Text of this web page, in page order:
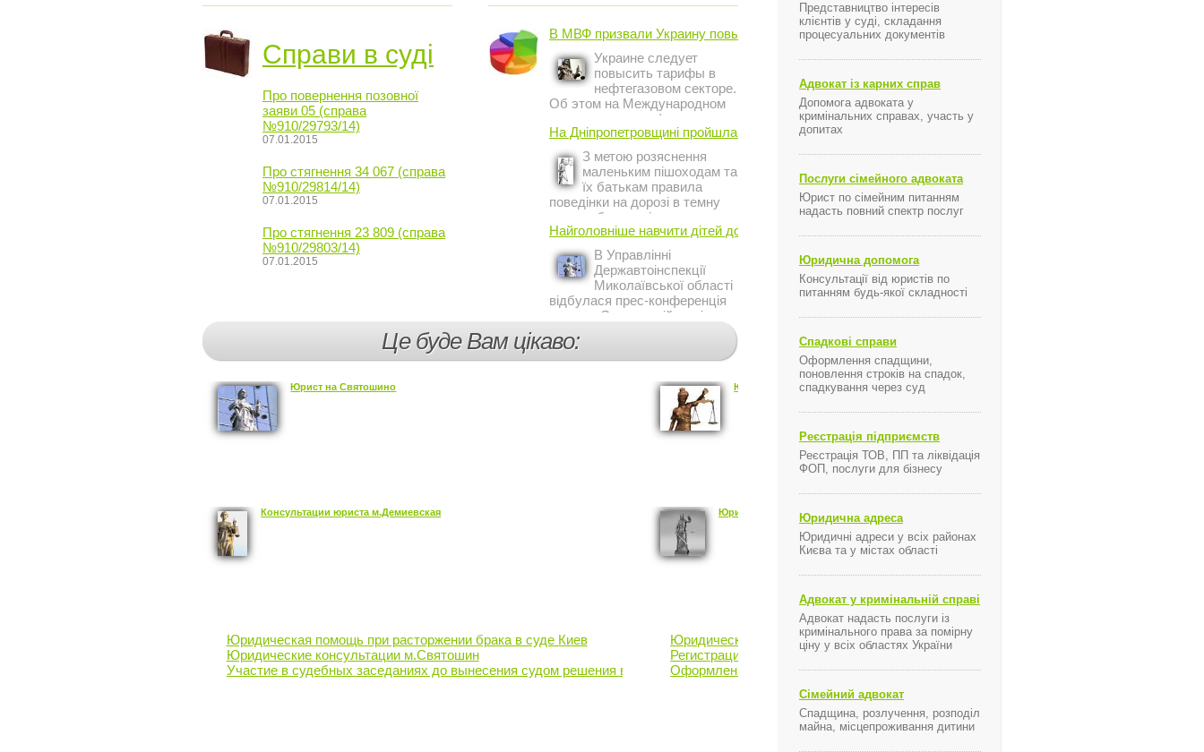
Справи в суді
Про повернення позовної
заяви 05 (справа
№910/29793/14)
07.01.2015
Про стягнення 34 067 (справа
№910/29814/14)
07.01.2015
Про стягнення 23 809 (справа
№910/29803/14)
07.01.2015
В МВФ призвали Украину повысить ...
Украине следует
повысить тарифы в
нефтегазовом секторе.
Об этом на Международном
инвестиционном форуме в
Киеве заявил постоянный
представитель МВФ на
Украине Жером Ваше.
На Дніпропетровщині пройшла акція ...
З метою розяснення
маленьким пішоходам та
їх батькам правила
поведінки на дорозі в темну
пору доби, працівники сектору
профілактичної роботи відділу
ДАІ з обслуговування міста
Кривий Ріг провели ...
Найголовніше навчити дітей дотримуватися ...
В Управлінні
Державтоінспекції
Миколаївської області
відбулася прес-конференція
на тему Стан аварійності за
пішоходів.
Це буде Вам цікаво:
Юрист на Святошино
Консультации юриста м.Демиевская
Юридическая помощь при расторжении брака в суде Киев
Юридические консультации м.Святошин
Участие в судебных заседаниях до вынесения судом решения в Киеве
Юридические консультации оформление долевой собственности в Киеве
Юрист м.Кловская
Юридические консультации управление процессами приватизации в Киеве
Регистрация изменения названия предприятия в Киеве
Оформления договоров сервитута в Киеве
Представництво інтересів
клієнтів у суді, складання
процесуальних документів
Адвокат із карних справ
Допомога адвоката у
кримінальних справах, участь у
допитах
Послуги сімейного адвоката
Юрист по сімейним питанням
надасть повний спектр послуг
Юридична допомога
Консультації від юристів по
питанням будь-якої складності
Спадкові справи
Оформлення спадщини,
поновлення строків на спадок,
спадкування через суд
Реєстрація підприємств
Реєстрація ТОВ, ПП та ліквідація
ФОП, послуги для бізнесу
Юридична адреса
Юридичні адреси у всіх районах
Києва та у містах області
Адвокат у кримінальній справі
Адвокат надасть послуги із
кримінального права за помірну
ціну у всіх областях України
Сімейний адвокат
Спадщина, розлучення, розподіл
майна, місцепроживання дитини